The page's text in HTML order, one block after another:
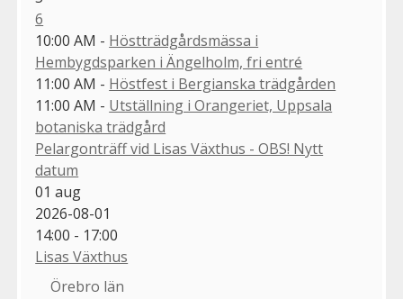
6
10:00 AM - Höstträdgårdsmässa i
Hembygdsparken i Ängelholm, fri entré
11:00 AM - Höstfest i Bergianska trädgården
11:00 AM - Utställning i Orangeriet, Uppsala
botaniska trädgård
Pelargonträff vid Lisas Växthus - OBS! Nytt
datum
01 aug
2026-08-01
14:00 - 17:00
Lisas Växthus
Örebro län